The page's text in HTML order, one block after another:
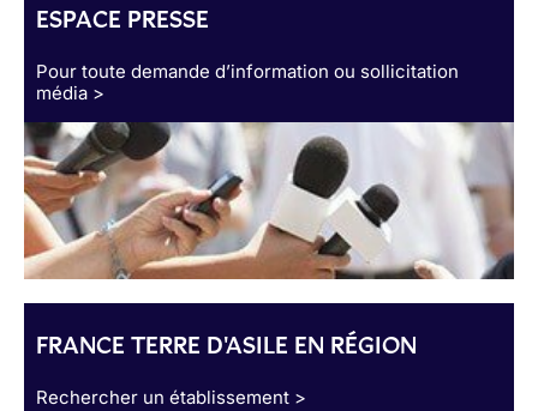
ESPACE PRESSE
Pour toute demande d’information ou sollicitation
média >
FRANCE TERRE D'ASILE EN RÉGION
Rechercher un établissement >